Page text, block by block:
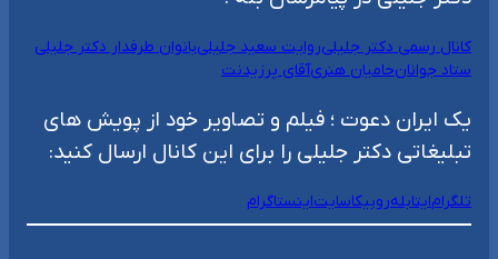
کانال رسمی دکتر جلیلیروایت سعید جلیلیبانوان طرفدار دکتر جلیلی
ستاد جوانانحامیان هنریآقای پرزیدنت
یک ایران دعوت ؛ فیلم و تصاویر خود از پویش های
تبلیغاتی دکتر جلیلی را برای این کانال ارسال کنید:
تلگرامایتابلهروبیکاسایتاینستاگرام